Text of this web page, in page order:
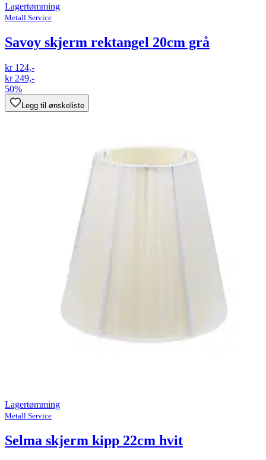
Lagertømming
Metall Service
Savoy skjerm rektangel 20cm grå
kr 124,-
kr 249,-
50%
Legg til ønskeliste
Lagertømming
Metall Service
Selma skjerm kipp 22cm hvit